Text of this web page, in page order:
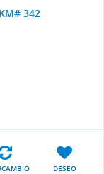
342
DESEO